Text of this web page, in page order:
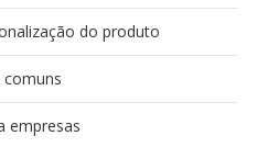
do produto
empresas